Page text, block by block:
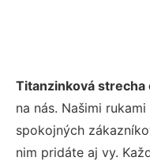
Titanzinková strecha
na nás. Našimi
spokojných
nim pridáte aj vy.